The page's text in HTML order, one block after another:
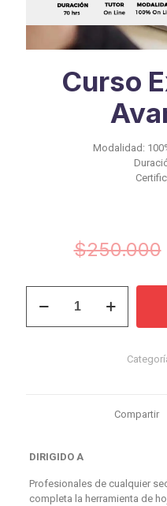
Curso
Modalidad:
$250.000
Excel
Compartir
DIRIGIDO A
Profesionales de cualquier
completa la herramienta de